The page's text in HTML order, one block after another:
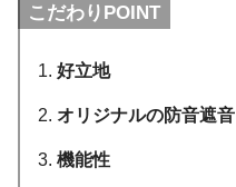
こだわりPOINT
好立地
オリジナルの防音遮音
機能性